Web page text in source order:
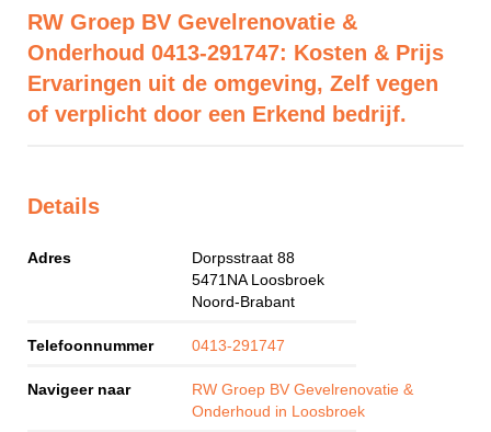
RW Groep BV Gevelrenovatie &
Onderhoud 0413-291747: Kosten & Prijs
Ervaringen uit de omgeving, Zelf vegen
of verplicht door een Erkend bedrijf.
Details
Adres
Dorpsstraat 88
5471NA Loosbroek
Noord-Brabant
Telefoonnummer 0413-291747
Navigeer naar
RW Groep BV Gevelrenovatie &
Onderhoud in Loosbroek